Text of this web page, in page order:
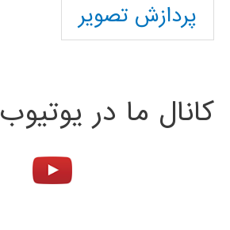
پردازش تصویر
کانال ما در یوتیوب